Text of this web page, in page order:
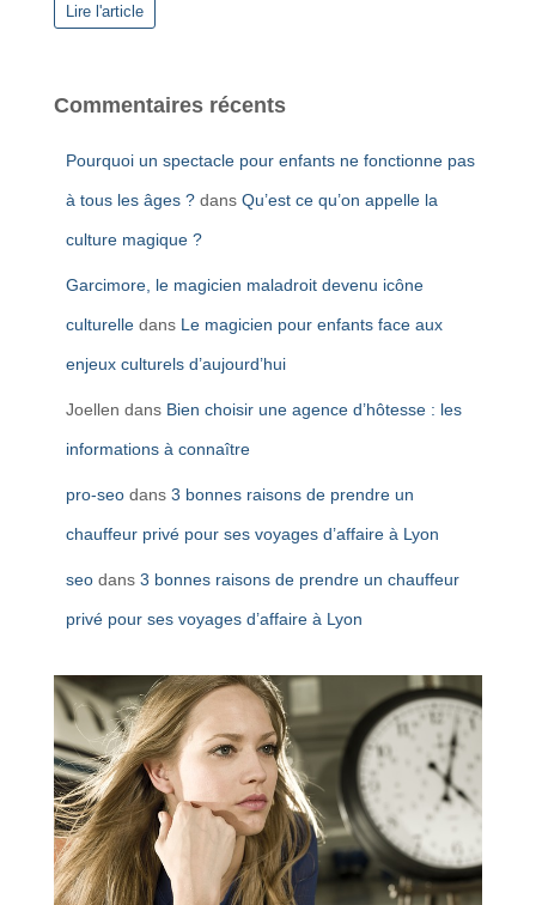
Lire l'article
Commentaires récents
Pourquoi un spectacle pour enfants ne fonctionne pas
à tous les âges ? dans Qu’est ce qu’on appelle la
culture magique ?
Garcimore, le magicien maladroit devenu icône
culturelle dans Le magicien pour enfants face aux
enjeux culturels d’aujourd’hui
Joellen dans Bien choisir une agence d’hôtesse : les
informations à connaître
pro-seo dans 3 bonnes raisons de prendre un
chauffeur privé pour ses voyages d’affaire à Lyon
seo dans 3 bonnes raisons de prendre un chauffeur
privé pour ses voyages d’affaire à Lyon